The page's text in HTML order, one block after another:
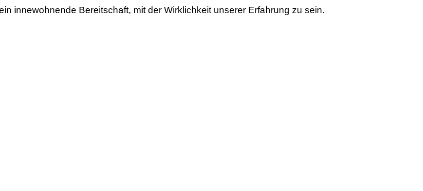
innewohnende Bereitschaft, mit der Wirklichkeit unserer Erfahrung zu sein.